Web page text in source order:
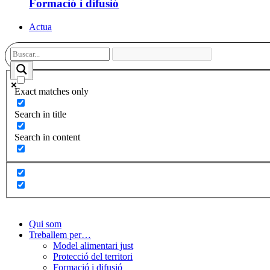
Formació i difusió
Actua
Exact matches only
Search in title
Search in content
Qui som
Treballem per…
Model alimentari just
Protecció del territori
Formació i difusió